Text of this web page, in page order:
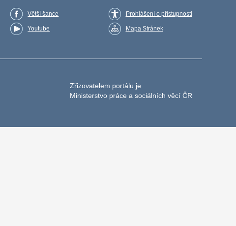
Větší šance
Youtube
Prohlášení o přístupnosti
Mapa Stránek
Zřizovatelem portálu je
Ministerstvo práce a sociálních věcí ČR